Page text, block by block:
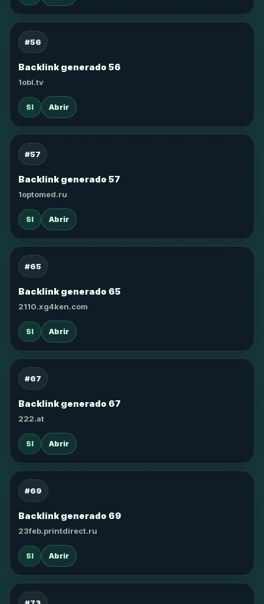
#56
Backlink generado 56
1obl.tv
SI Abrir
#57
Backlink generado 57
1optomed.ru
SI Abrir
#65
Backlink generado 65
2110.xg4ken.com
SI Abrir
#67
Backlink generado 67
222.at
SI Abrir
#69
Backlink generado 69
23feb.printdirect.ru
SI Abrir